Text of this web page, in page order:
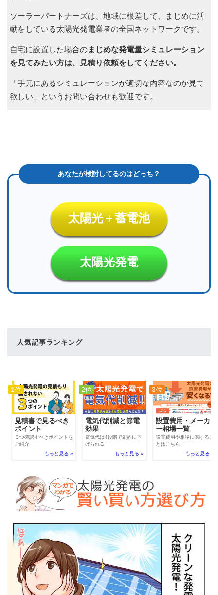
ソーラーパートナーズは、地域に根差して、まじめに活
動をしている太陽光発電業者の全国ネットワークです。
自宅に設置した場合のまじめな発電量シミュレーション
を見てみたい方は、見積り依頼をしてください。
「手元にあるシミュレーションが適切な内容なのか見て
欲しい」というお問い合わせも歓迎です。
太陽光＋蓄電池
太陽光発電
人気記事ランキング
1位
見積書で見るべき
ポイント
３つ確認すべきポイントを
ご紹介
もっと見る »
2位
電気代削減と節電
効果
電気代は4段階で劇的に下
げられる
もっと見る »
3位
設置費用・メーカ
ー相場一覧
設置費用や相場に関するこ
とはこちら
もっと見る »